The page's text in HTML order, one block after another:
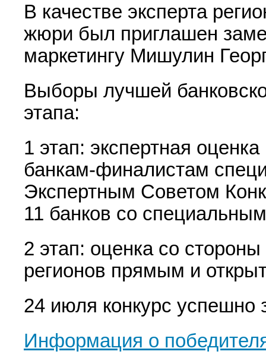
В качестве эксперта
жюри был приглашен
маркетингу Мишулин
Выборы лучшей
этапа:
1 этап: экспертная
банкам-финалистам
Экспертным Советом
11 банков со
2 этап: оценка со
регионов прямым и
24 июля конкурс успешно
Информация о